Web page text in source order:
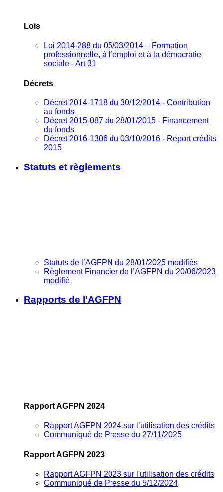
Lois
Loi 2014-288 du 05/03/2014 – Formation
professionnelle, à l’emploi et à la démocratie
sociale - Art 31
Décrets
Décret 2014-1718 du 30/12/2014 - Contribution
au fonds
Décret 2015-087 du 28/01/2015 - Financement
du fonds
Décret 2016-1306 du 03/10/2016 - Report crédits
2015
Statuts et règlements
Statuts de l’AGFPN du 28/01/2025 modifiés
Règlement Financier de l’AGFPN du 20/06/2023
modifié
Rapports de l'AGFPN
Rapport AGFPN 2024
Rapport AGFPN 2024 sur l’utilisation des crédits
Communiqué de Presse du 27/11/2025
Rapport AGFPN 2023
Rapport AGFPN 2023 sur l'utilisation des crédits
Communiqué de Presse du 5/12/2024